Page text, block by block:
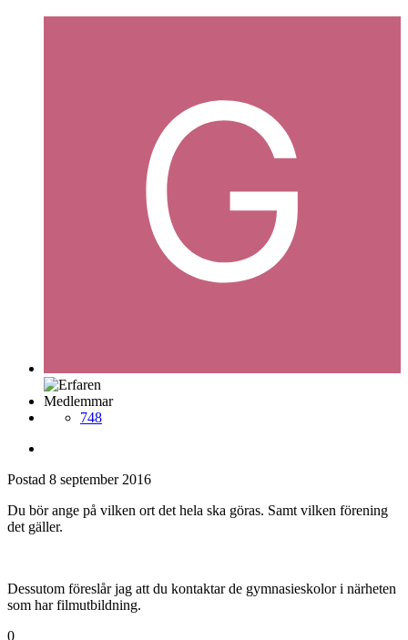
Medlemmar
748
Postad 8 september 2016
Du bör ange på vilken ort det hela ska göras. Samt vilken förening
det gäller.
Dessutom föreslår jag att du kontaktar de gymnasieskolor i närheten
som har filmutbildning.
0